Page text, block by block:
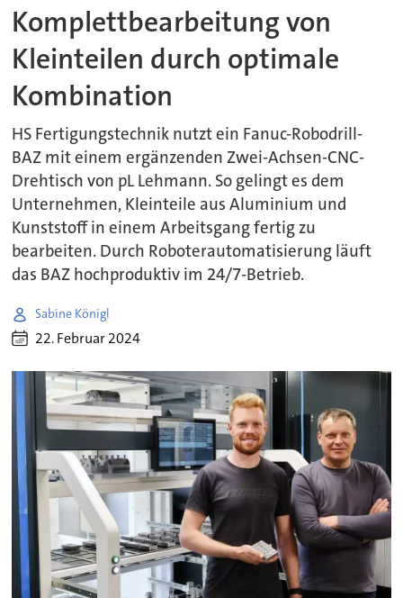
Komplettbearbeitung von
Kleinteilen durch optimale
Kombination
HS Fertigungstechnik nutzt ein Fanuc-Robodrill-
BAZ mit einem ergänzenden Zwei-Achsen-CNC-
Drehtisch von pL Lehmann. So gelingt es dem
Unternehmen, Kleinteile aus Aluminium und
Kunststoff in einem Arbeitsgang fertig zu
bearbeiten. Durch Roboterautomatisierung läuft
das BAZ hochproduktiv im 24/7-Betrieb.
Sabine Königl
22. Februar 2024